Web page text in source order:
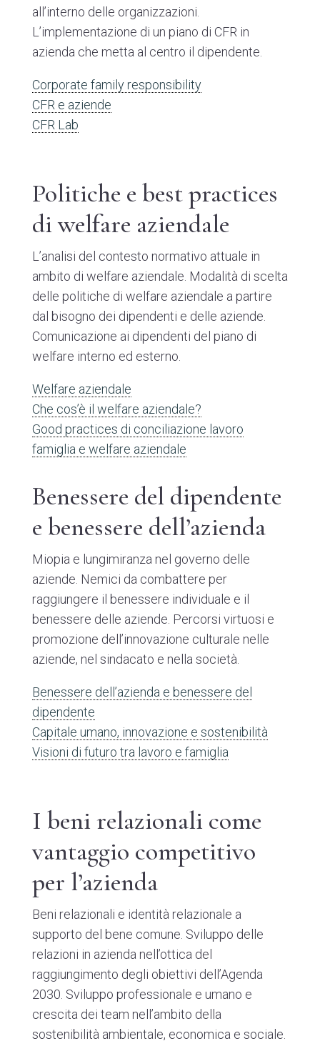
all’interno delle organizzazioni.
L’implementazione di un piano di CFR in
azienda che metta al centro il dipendente.
Corporate family responsibility
CFR e aziende
CFR Lab
Politiche e best practices
di welfare aziendale
L’analisi del contesto normativo attuale in
ambito di welfare aziendale. Modalità di scelta
delle politiche di welfare aziendale a partire
dal bisogno dei dipendenti e delle aziende.
Comunicazione ai dipendenti del piano di
welfare interno ed esterno.
Welfare aziendale
Che cos’è il welfare aziendale?
Good practices di conciliazione lavoro
famiglia e welfare aziendale
Benessere del dipendente
e benessere dell’azienda
Miopia e lungimiranza nel governo delle
aziende. Nemici da combattere per
raggiungere il benessere individuale e il
benessere delle aziende. Percorsi virtuosi e
promozione dell’innovazione culturale nelle
aziende, nel sindacato e nella società.
Benessere dell’azienda e benessere del
dipendente
Capitale umano, innovazione e sostenibilità
Visioni di futuro tra lavoro e famiglia
I beni relazionali come
vantaggio competitivo
per l’azienda
Beni relazionali e identità relazionale a
supporto del bene comune. Sviluppo delle
relazioni in azienda nell’ottica del
raggiungimento degli obiettivi dell’Agenda
2030. Sviluppo professionale e umano e
crescita dei team nell’ambito della
sostenibilità ambientale, economica e sociale.